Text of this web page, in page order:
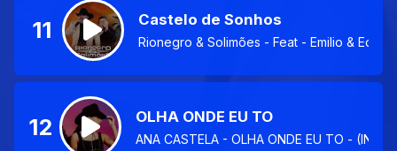
11 Castelo de Sonhos
Rionegro & Solimões - Feat - Emilio &
12 OLHA ONDE EU TO
ANA CASTELA - OLHA ONDE EU TO -